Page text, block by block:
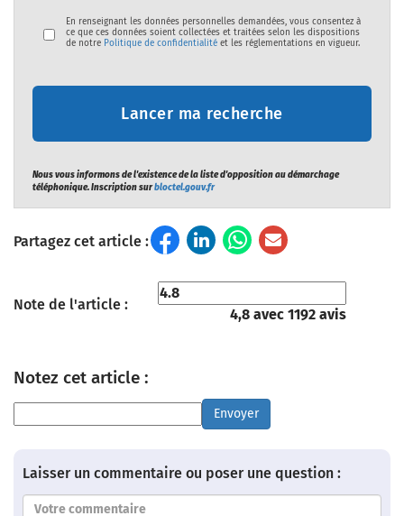
droits.
*au 31 décembre 2022 d’après une étude menée par le
En renseignant les données personnelles demandées, vous consentez à
ce que ces données soient collectées et traitées selon les dispositions
de notre Politique de confidentialité et les réglementations en vigueur.
Lancer ma recherche
Nous vous informons de l'existence de la liste d'opposition au démarchage
téléphonique. Inscription surbloctel.gouv.fr
Partagez cet article :
Note de l'article :
4,8 avec 1192 avis
Notez cet article :
Envoyer
Laisser un commentaire ou poser une question :